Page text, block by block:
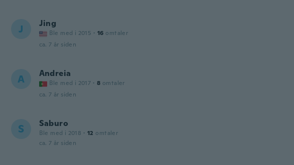
J Jing
Ble med i 2015 · 16 omtaler
ca. 7 år siden
A Andreia
Ble med i 2017 · 8 omtaler
ca. 7 år siden
S Saburo
Ble med i 2018 · 12 omtaler
ca. 7 år siden